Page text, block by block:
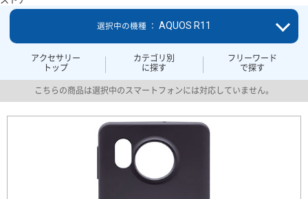
アクセサリー
トップ
カテゴリ別
に探す
フリーワード
で探す
選択中の機種 ： AQUOS R11
こちらの商品は選択中のスマートフォンには対応していません。